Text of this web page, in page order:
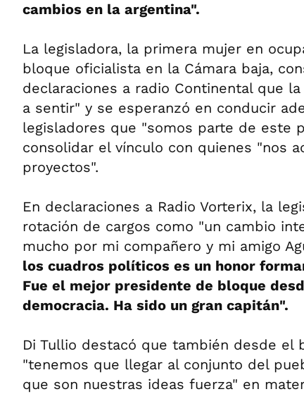
cambios en la argentina".
La legisladora, la primera mujer en
bloque oficialista en la Cámara baja,
declaraciones a radio Continental que
a sentir" y se esperanzó en conducir
legisladores que "somos parte de este
consolidar el vínculo con quienes "nos
proyectos".
En declaraciones a Radio Vorterix, la
rotación de cargos como "un cambio
mucho por mi compañero y mi amigo
los cuadros políticos es un honor
Fue el mejor presidente de bloque
democracia. Ha sido un gran capitán".
Di Tullio destacó que también desde el
"tenemos que llegar al conjunto del
que son nuestras ideas fuerza" en